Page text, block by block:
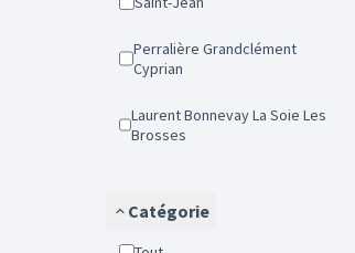
Perralière Grandclément
Cyprian
Laurent Bonnevay La Soie Les
Brosses
Catégorie